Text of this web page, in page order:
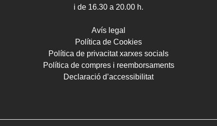
i de 16.30 a 20.00 h.
Avís legal
Política de Cookies
Política de privacitat xarxes socials
Política de compres i reemborsaments
Declaració d’accessibilitat